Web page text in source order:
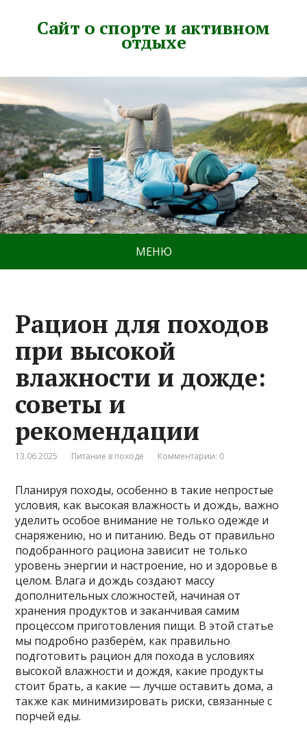
Сайт о спорте и активном
отдыхе
МЕНЮ
Рацион для походов
при высокой
влажности и дожде:
советы и
рекомендации
13.06.2025 Питание в походе Комментарии: 0
Планируя походы, особенно в такие непростые
условия, как высокая влажность и дождь, важно
уделить особое внимание не только одежде и
снаряжению, но и питанию. Ведь от правильно
подобранного рациона зависит не только
уровень энергии и настроение, но и здоровье в
целом. Влага и дождь создают массу
дополнительных сложностей, начиная от
хранения продуктов и заканчивая самим
процессом приготовления пищи. В этой статье
мы подробно разберём, как правильно
подготовить рацион для похода в условиях
высокой влажности и дождя, какие продукты
стоит брать, а какие — лучше оставить дома, а
также как минимизировать риски, связанные с
порчей еды.